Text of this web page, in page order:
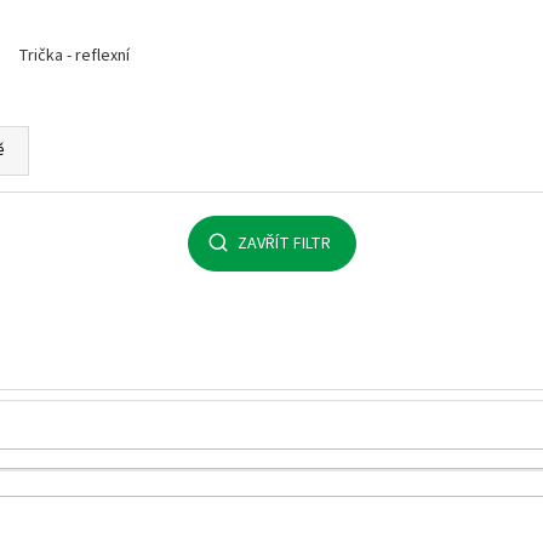
Trička - reflexní
ZAVŘÍT FILTR
92 Kč